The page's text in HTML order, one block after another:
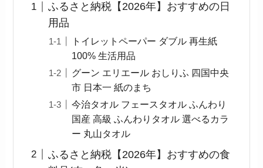
ふるさと納税【2026年】おすすめの日
用品
トイレットペーパー ダブル 再生紙
100% 生活用品
グーン エリエール おしりふ 四国中央
市 日本一 紙のまち
今治タオル フェースタオル ふんわり
国産 高級 ふんわりタオル 選べるカラ
ー 丸山タオル
ふるさと納税【2026年】おすすめの食